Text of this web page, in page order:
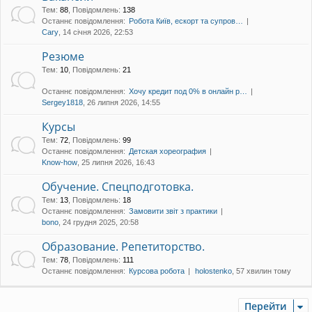
уп
Тем: 88 Повідомлень: 138
Останнє повідомлення: Робота Київ, ескорт та супров…
Cary , 14 січня 2026, 22:53
Резюме
Тем: 10 Повідомлень: 21
Останнє повідомлення: Хочу кредит под 0% в онлайн р…
Sergey1818 , 26 липня 2026, 14:55
Курсы
Тем: 72 Повідомлень: 99
Останнє повідомлення: Детская хореография
Know-how , 25 липня 2026, 16:43
Обучение. Спецподготовка.
Тем: 13 Повідомлень: 18
Останнє повідомлення: Замовити звіт з практики
bono , 24 грудня 2025, 20:58
Образование. Репетиторство.
Тем: 78 Повідомлень: 111
Останнє повідомлення: Курсова робота holostenko , 57 хвилин тому
Перейти